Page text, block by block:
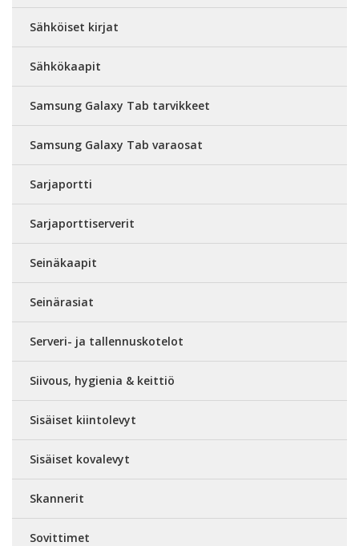
Sähköiset kirjat
Sähkökaapit
Samsung Galaxy Tab tarvikkeet
Samsung Galaxy Tab varaosat
Sarjaportti
Sarjaporttiserverit
Seinäkaapit
Seinärasiat
Serveri- ja tallennuskotelot
Siivous, hygienia & keittiö
Sisäiset kiintolevyt
Sisäiset kovalevyt
Skannerit
Sovittimet